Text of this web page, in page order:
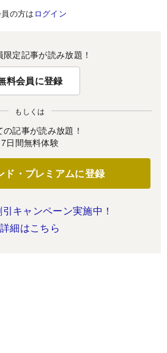
の方は ログイン
限定記事が読み放題！
料会員に登録
もしくは
の記事が読み放題！
7日間無料体験
ド・プレミアムに登録
キャンペーン実施中！
詳細はこちら